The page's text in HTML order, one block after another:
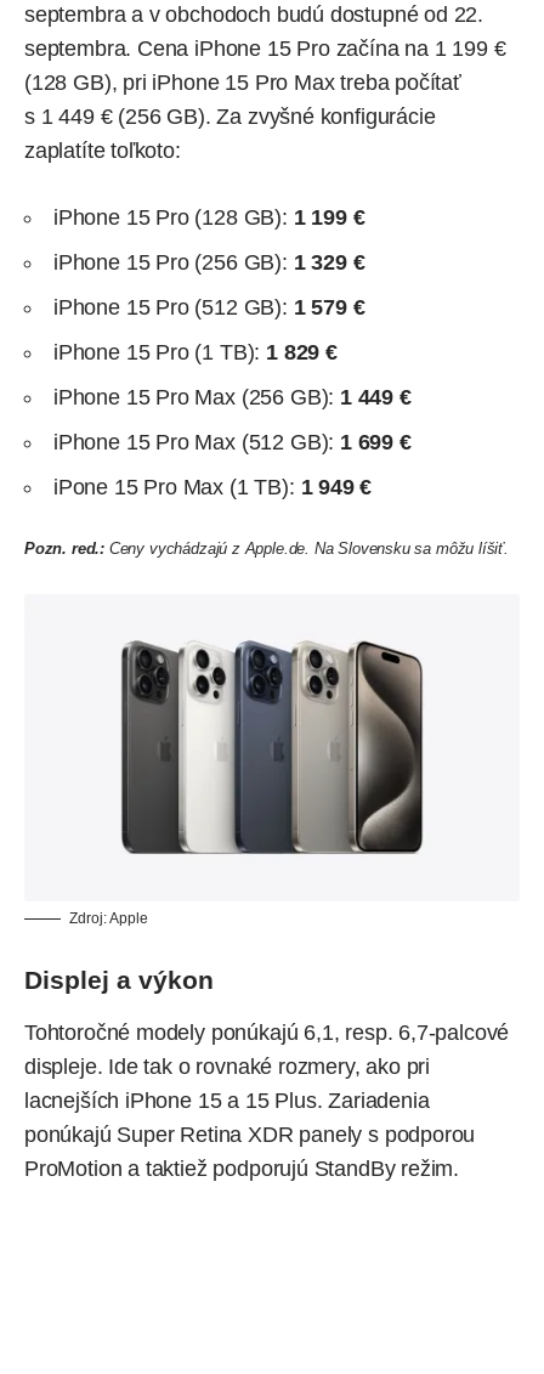
septembra a v obchodoch budú dostupné od 22.
septembra. Cena iPhone 15 Pro začína na 1 199 €
(128 GB), pri iPhone 15 Pro Max treba počítať
s 1 449 € (256 GB). Za zvyšné konfigurácie
zaplatíte toľkoto:
iPhone 15 Pro (128 GB): 1 199 €
iPhone 15 Pro (256 GB): 1 329 €
iPhone 15 Pro (512 GB): 1 579 €
iPhone 15 Pro (1 TB): 1 829 €
iPhone 15 Pro Max (256 GB): 1 449 €
iPhone 15 Pro Max (512 GB): 1 699 €
iPone 15 Pro Max (1 TB): 1 949 €
Pozn. red.: Ceny vychádzajú z Apple.de . Na Slovensku sa môžu líšiť.
Zdroj: Apple
Displej a výkon
Tohtoročné modely ponúkajú 6,1, resp. 6,7-palcové
displeje. Ide tak o rovnaké rozmery, ako pri
lacnejších iPhone 15 a 15 Plus. Zariadenia
ponúkajú Super Retina XDR panely s podporou
ProMotion a taktiež podporujú StandBy režim.